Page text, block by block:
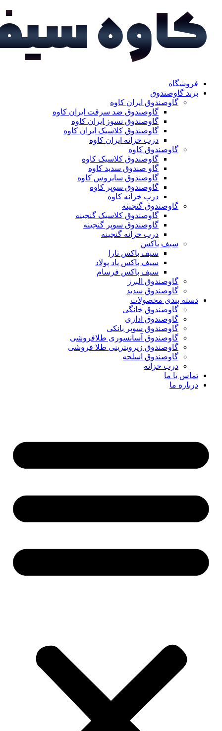
فروشگاه
برند گاوصندوق
گاوصندوق ایران کاوه
گاوصندوق ضد سرقت ایران کاوه
گاوصندوق نسوز ایران کاوه
گاوصندوق کلاسیک ایران کاوه
درب خزانه ایران کاوه
گاوصندوق کاوه
گاوصندوق کلاسیک کاوه
گاو صندوق سدید کاوه
گاوصندوق سایروس کاوه
گاوصندوق سوپر کاوه
درب خزانه کاوه
گاوصندوق گنجینه
گاوصندوق کلاسیک گنجینه
گاوصندوق سوپر گنجینه
درب خزانه گنجینه
سیف باکس
سیف باکس تارا
سیف باکس پاد پولاد
سیف باکس فرسام
گاوصندوق البرز
گاوصندوق سدید
دسته بندی محصولات
گاوصندوق خانگی
گاوصندوق اداری
گاوصندوق سوپر بانکی
گاوصندوق آسانسوری طلافروشی
گاوصندوق زیرویترینی طلا فروشی
گاوصندوق اسلحه
درب خزانه
تماس با ما
درباره ما